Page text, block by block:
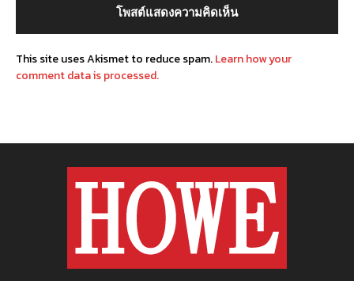
This site uses Akismet to reduce spam.Learn how your
comment data is processed.